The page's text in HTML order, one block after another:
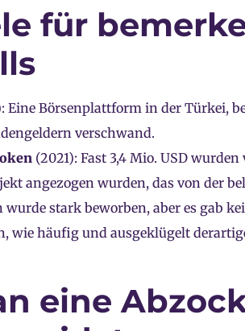
für
Eine Börsenplattform in der Türkei,
verschwand.
(2021): Fast 3,4 Mio. USD
angezogen wurden, das von der
wurde stark beworben, aber es gab
wie häufig und ausgeklügelt
eine